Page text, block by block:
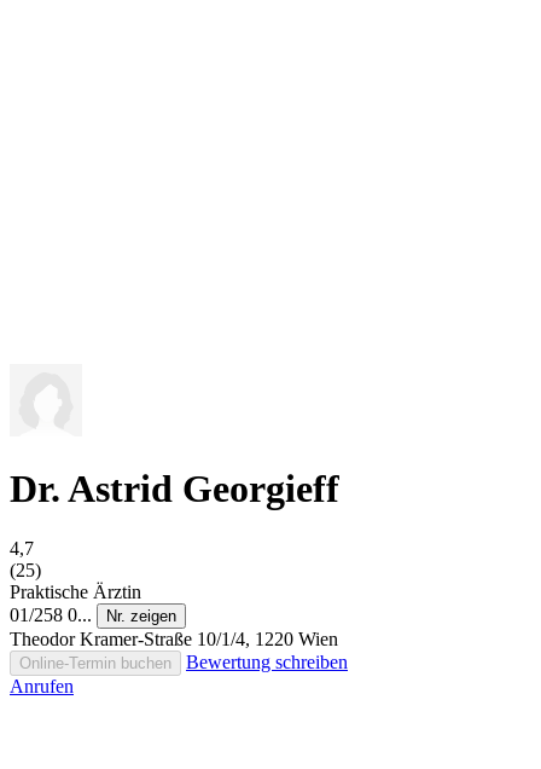
Dr. Astrid Georgieff
4,7
(25)
Praktische Ärztin
01/258 0...
Nr. zeigen
Theodor Kramer-Straße 10/1/4, 1220 Wien
Online-Termin buchen
Bewertung schreiben
Anrufen